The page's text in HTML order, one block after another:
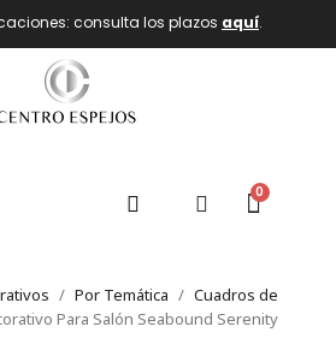
consulta los plazos aquí.
Por Temática
Cuadros de
Para Salón Seabound Serenity